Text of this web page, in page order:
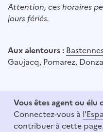
Attention, ces horaires
jours fériés.
Aux alentours :
Gaujacq, Pomarez,
Vous êtes agent ou élu
Connectez-vous à
contribuer à cette page.